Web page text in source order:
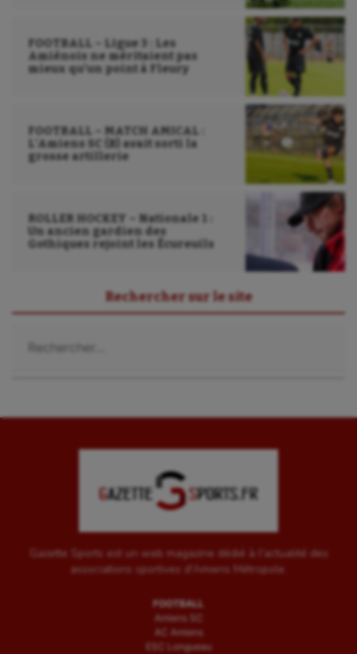
Water-polo
FOOTBALL – Ligue 3 : Les
Amiénois ne méritaient pas
mieux qu’un point à Fleury
FOOTBALL – MATCH AMICAL :
L’Amiens SC (B) avait sorti la
grosse artillerie
ROLLER HOCKEY – Nationale 1 :
Un ancien gardien des
Gothiques rejoint les Écureuils
Rechercher sur le site
Gazette Sports est un web magazine dédié à l'actualité des
associations sportives d'Amiens Métropole.
FOOTBALL
Amiens SC
AC Amiens
ESC Longueau